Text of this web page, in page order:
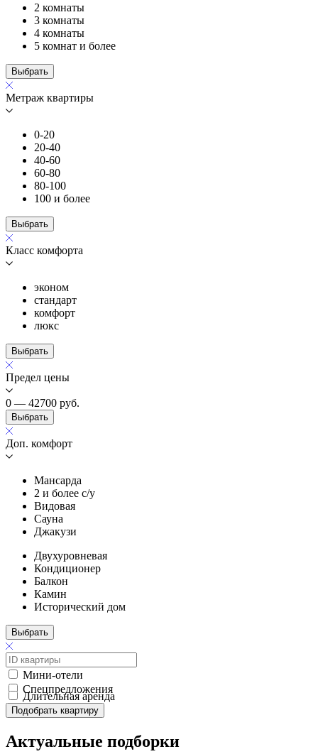
2 комнаты
3 комнаты
4 комнаты
5 комнат и более
Выбрать
Метраж квартиры
0-20
20-40
40-60
60-80
80-100
100 и более
Выбрать
Класс комфорта
эконом
стандарт
комфорт
люкс
Выбрать
Предел цены
0 — 42700 руб.
Выбрать
Доп. комфорт
Мансарда
2 и более с/у
Видовая
Сауна
Джакузи
Двухуровневая
Кондиционер
Балкон
Камин
Исторический дом
Выбрать
Мини-отели
Спецпредложения
Длительная аренда
Подобрать квартиру
Актуальные подборки